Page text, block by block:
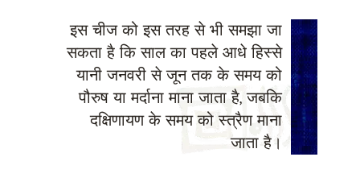
इस चीज को इस तरह से भी समझा जा
सकता है कि साल का पहले आधे हिस्से
यानी जनवरी से जून तक के समय को
पौरुष या मर्दाना माना जाता है, जबकि
दक्षिणायण के समय को स्त्रैण माना
जाता है।